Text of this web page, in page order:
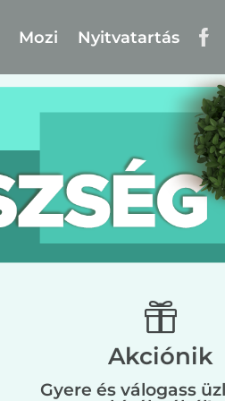
Mozi Nyitvatartás

Akciónik
Gyere és válogass